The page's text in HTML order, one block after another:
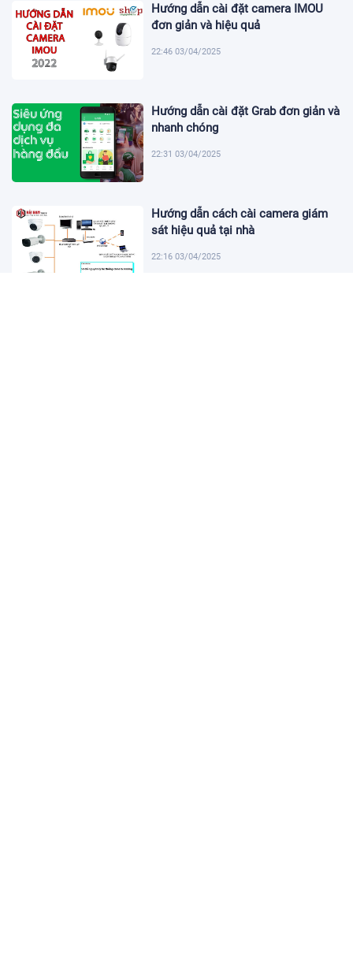
Hướng dẫn cài đặt camera IMOU
đơn giản và hiệu quả
22:46 03/04/2025
Hướng dẫn cài đặt Grab đơn giản và
nhanh chóng
22:31 03/04/2025
Hướng dẫn cách cài camera giám
sát hiệu quả tại nhà
22:16 03/04/2025